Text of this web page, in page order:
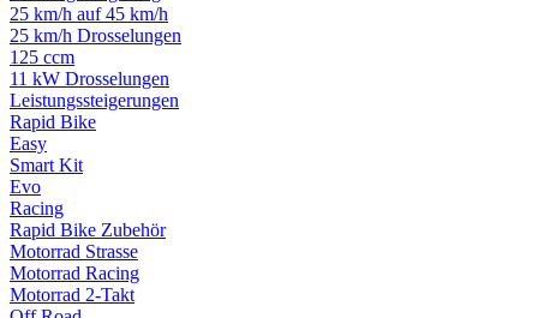
25 km/h auf 45 km/h
25 km/h Drosselungen
125 ccm
11 kW Drosselungen
Leistungssteigerungen
Rapid Bike
Easy
Smart Kit
Evo
Racing
Rapid Bike Zubehör
Motorrad Strasse
Motorrad Racing
Motorrad 2-Takt